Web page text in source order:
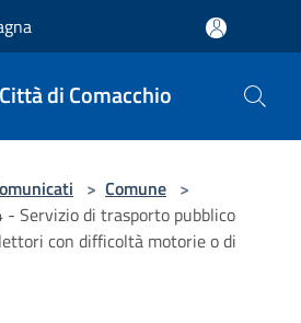
Città di Comacchio
> Comune >
- Servizio di trasporto pubblico
con difficoltà motorie o di